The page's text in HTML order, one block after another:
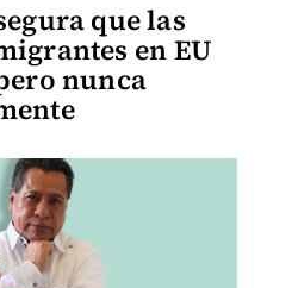
que las
en EU
nunca